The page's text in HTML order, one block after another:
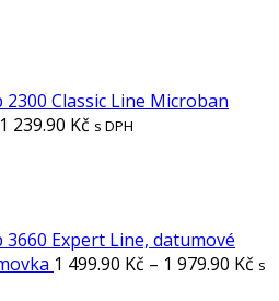
2300 Classic Line Microban
1 239.90 Kč s DPH
3660 Expert Line, datumové
1 499.90 Kč – 1 979.90 Kč s